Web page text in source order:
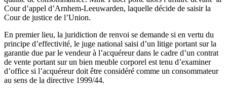
Cour d’appel d’Arnhem-Leeuwarden, laquelle décide de saisir la
Cour de justice de l’Union.
En premier lieu, la juridiction de renvoi se demande si en vertu du
principe d’effectivité, le juge national saisi d’un litige portant sur la
garantie due par le vendeur à l’acquéreur dans le cadre d’un contrat
de vente portant sur un bien meuble corporel est tenu d’examiner
d’office si l’acquéreur doit être considéré comme un consommateur
au sens de la directive 1999/44.